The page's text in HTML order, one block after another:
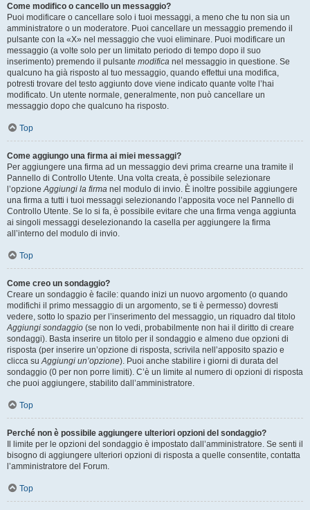
Come modifico o cancello un messaggio?
Puoi modificare o cancellare solo i tuoi messaggi, a meno che tu non sia un
amministratore o un moderatore. Puoi cancellare un messaggio premendo il
pulsante con la «X» nel messaggio che vuoi eliminare. Puoi modificare un
messaggio (a volte solo per un limitato periodo di tempo dopo il suo
inserimento) premendo il pulsante modifica nel messaggio in questione. Se
qualcuno ha già risposto al tuo messaggio, quando effettui una modifica,
potresti trovare del testo aggiunto dove viene indicato quante volte l’hai
modificato. Un utente normale, generalmente, non può cancellare un
messaggio dopo che qualcuno ha risposto.
Top
Come aggiungo una firma ai miei messaggi?
Per aggiungere una firma ad un messaggio devi prima crearne una tramite il
Pannello di Controllo Utente. Una volta creata, è possibile selezionare
l’opzione Aggiungi la firma nel modulo di invio. È inoltre possibile aggiungere
una firma a tutti i tuoi messaggi selezionando l’apposita voce nel Pannello di
Controllo Utente. Se lo si fa, è possibile evitare che una firma venga aggiunta
ai singoli messaggi deselezionando la casella per aggiungere la firma
all’interno del modulo di invio.
Top
Come creo un sondaggio?
Creare un sondaggio è facile: quando inizi un nuovo argomento (o quando
modifichi il primo messaggio di un argomento, se ti è permesso) dovresti
vedere, sotto lo spazio per l’inserimento del messaggio, un riquadro dal titolo
Aggiungi sondaggio (se non lo vedi, probabilmente non hai il diritto di creare
sondaggi). Basta inserire un titolo per il sondaggio e almeno due opzioni di
risposta (per inserire un’opzione di risposta, scrivila nell’apposito spazio e
clicca su Aggiungi un’opzione). Puoi anche stabilire i giorni di durata del
sondaggio (0 per non porre limiti). C’è un limite al numero di opzioni di risposta
che puoi aggiungere, stabilito dall’amministratore.
Top
Perché non è possibile aggiungere ulteriori opzioni del sondaggio?
Il limite per le opzioni del sondaggio è impostato dall’amministratore. Se senti il
bisogno di aggiungere ulteriori opzioni di risposta a quelle consentite, contatta
l’amministratore del Forum.
Top